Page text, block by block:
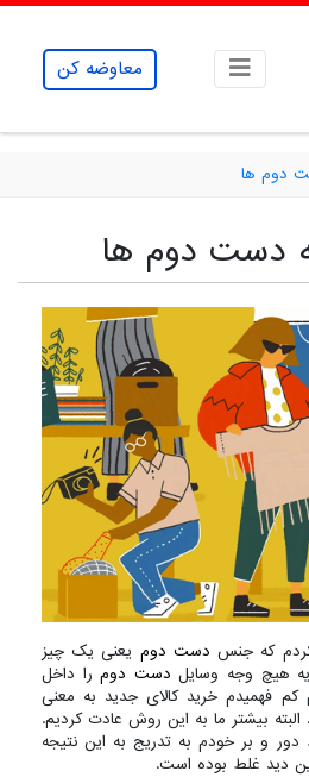
معاوضه کن
دوم ها
دست دوم ها
که جنس دست دوم یعنی یک چیز
هیچ وجه وسایل دست دومرا داخل
کم فهمیدم خرید کالای جدید به معنی
بیشتر ما به این روش عادت کردیم.
و بر خودم به تدریج به این نتیجه
دید غلط بوده است.